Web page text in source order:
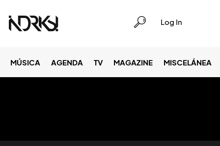
Log In
MÚSICA AGENDA TV MAGAZINE MISCELÁNEA